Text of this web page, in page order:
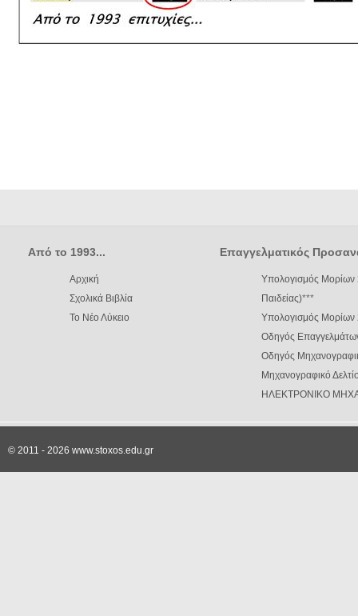
Από το 1993...
Αρχική
Σχολικά Βιβλία
Το Νέο Λύκειο
Επαγγελματικός
Υπολογισμός Μορίων
Παιδείας)***
Υπολογισμός
Οδηγός
Οδηγός
Μηχανογραφικό
ΗΛΕΚΤΡΟΝΙΚΟ
© 2011 - 2026 www.stoxos.edu.gr